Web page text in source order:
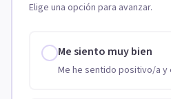
Elige una opción para avanzar.
Me siento muy bien
Me he sentido positivo/a y